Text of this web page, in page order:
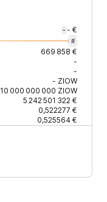
- - €
#
669 858 €
-
-
- ZIOW
10 000 000 000 ZIOW
5 242 501 322 €
0,522277 €
0,525564 €